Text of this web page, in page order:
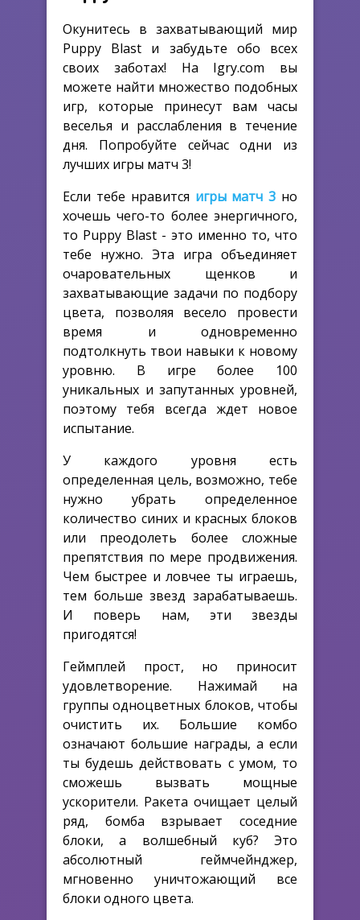
Окунитесь в захватывающий мир
Puppy Blast и забудьте обо всех
своих заботах! На Igry.com вы
можете найти множество подобных
игр, которые принесут вам часы
веселья и расслабления в течение
дня. Попробуйте сейчас одни из
лучших игры матч 3!
Если тебе нравится игры матч 3 но
хочешь чего-то более энергичного,
то Puppy Blast - это именно то, что
тебе нужно. Эта игра объединяет
очаровательных щенков и
захватывающие задачи по подбору
цвета, позволяя весело провести
время и одновременно
подтолкнуть твои навыки к новому
уровню. В игре более 100
уникальных и запутанных уровней,
поэтому тебя всегда ждет новое
испытание.
У каждого уровня есть
определенная цель, возможно, тебе
нужно убрать определенное
количество синих и красных блоков
или преодолеть более сложные
препятствия по мере продвижения.
Чем быстрее и ловчее ты играешь,
тем больше звезд зарабатываешь.
И поверь нам, эти звезды
пригодятся!
Геймплей прост, но приносит
удовлетворение. Нажимай на
группы одноцветных блоков, чтобы
очистить их. Большие комбо
означают большие награды, а если
ты будешь действовать с умом, то
сможешь вызвать мощные
ускорители. Ракета очищает целый
ряд, бомба взрывает соседние
блоки, а волшебный куб? Это
абсолютный геймчейнджер,
мгновенно уничтожающий все
блоки одного цвета.